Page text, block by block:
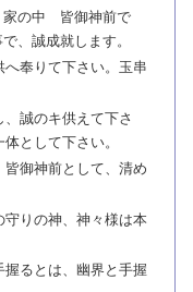
家の中 皆御神前で
、誠成就します。
奉りて下さい。玉串
誠のキ供えて下さ
として下さい。
御神前として、清め
りの神、神々様は本
るとは、幽界と手握